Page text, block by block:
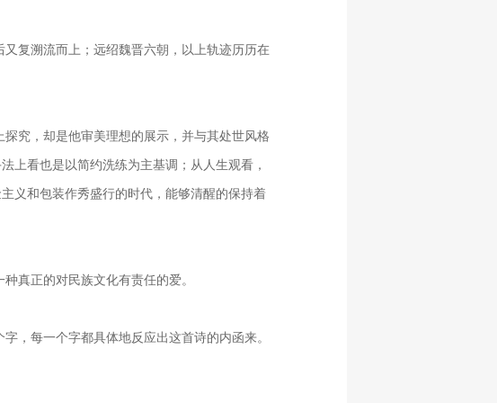
复溯流而上；远绍魏晋六朝，以上轨迹历历在
究，却是他审美理想的展示，并与其处世风格
上看也是以简约洗练为主基调；从人生观看，
义和包装作秀盛行的时代，能够清醒的保持着
真正的对民族文化有责任的爱。
字，每一个字都具体地反应出这首诗的内函来。